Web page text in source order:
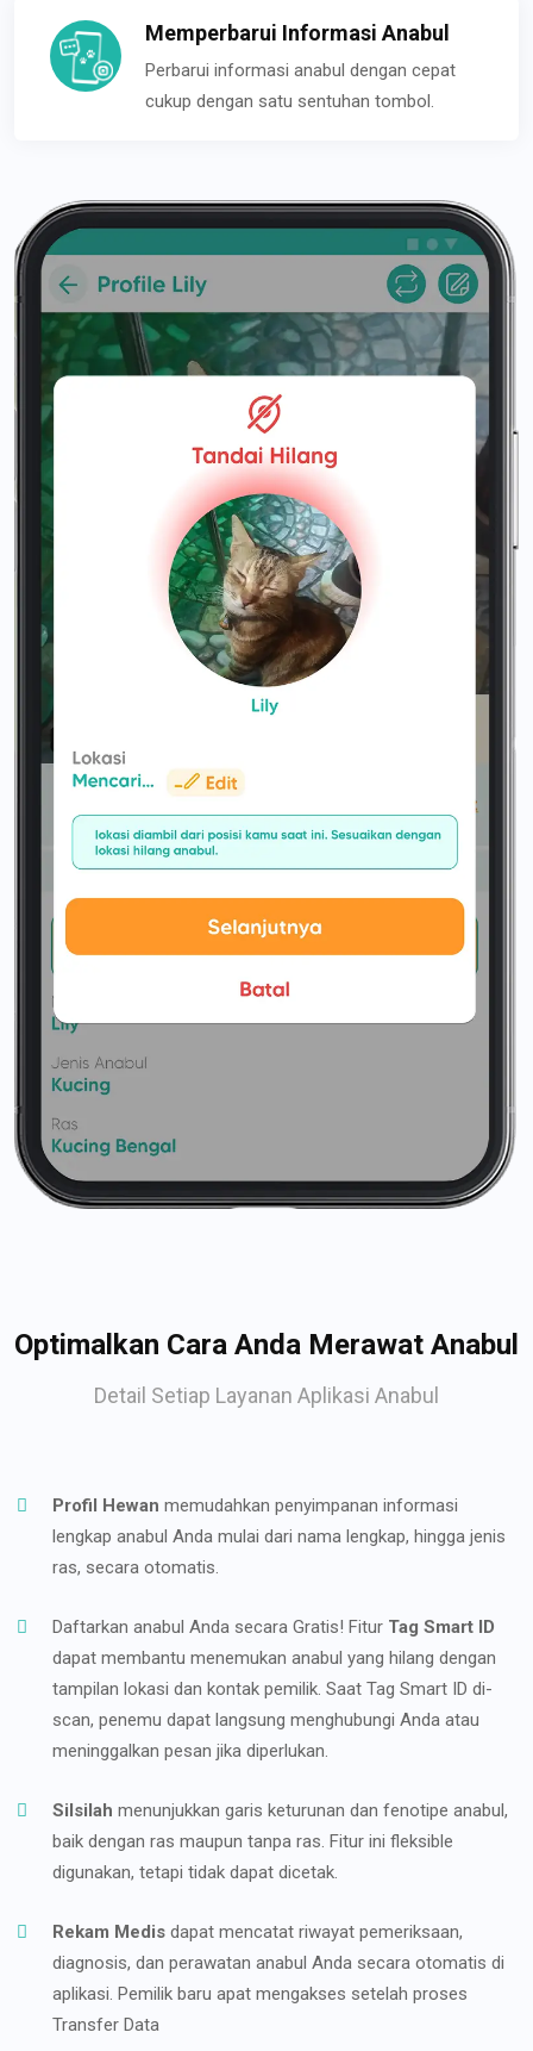
Memperbarui Informasi Anabul
Perbarui informasi anabul dengan cepat
cukup dengan satu sentuhan tombol.
Optimalkan Cara Anda Merawat Anabul
Detail Setiap Layanan Aplikasi Anabul
Profil Hewan memudahkan penyimpanan informasi
lengkap anabul Anda mulai dari nama lengkap, hingga jenis
ras, secara otomatis.
Daftarkan anabul Anda secara Gratis! Fitur Tag Smart ID
dapat membantu menemukan anabul yang hilang dengan
tampilan lokasi dan kontak pemilik. Saat Tag Smart ID di-
scan, penemu dapat langsung menghubungi Anda atau
meninggalkan pesan jika diperlukan.
Silsilah menunjukkan garis keturunan dan fenotipe anabul,
baik dengan ras maupun tanpa ras. Fitur ini fleksible
digunakan, tetapi tidak dapat dicetak.
Rekam Medis dapat mencatat riwayat pemeriksaan,
diagnosis, dan perawatan anabul Anda secara otomatis di
aplikasi. Pemilik baru apat mengakses setelah proses
Transfer Data